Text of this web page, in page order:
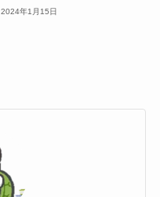
2024年1月15日